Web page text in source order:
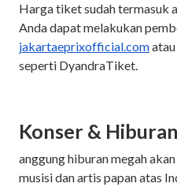
Harga tiket sudah termasuk
Anda dapat melakukan
jakartaeprixofficial.com
seperti DyandraTiket.
Konser &
anggung hiburan megah
musisi dan artis papan atas